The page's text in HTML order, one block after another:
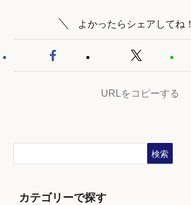
よかったらシェアしてね！
URLをコピーする
検索
カテゴリーで探す